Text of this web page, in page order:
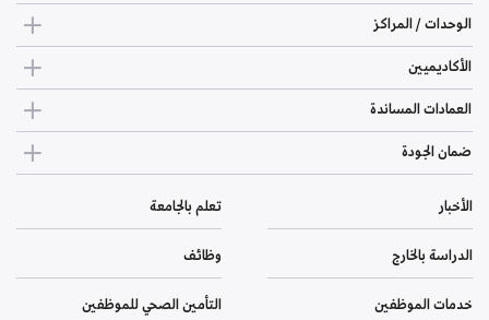
الوحدات / المراكز
الأكاديميين
العمادات المساندة
ضمان الجودة
الأخبار تعلم بالجامعة
الدراسة بالخارج وظائف
خدمات الموظفين التأمين الصحي للموظفين